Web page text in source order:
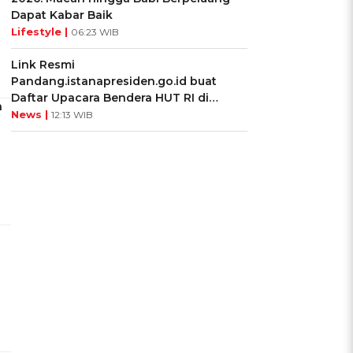
Dapat Kabar Baik
Lifestyle | 06:23 WIB
Link Resmi
Pandang.istanapresiden.go.id buat
Daftar Upacara Bendera HUT RI di
Istana Negara
News | 12:13 WIB